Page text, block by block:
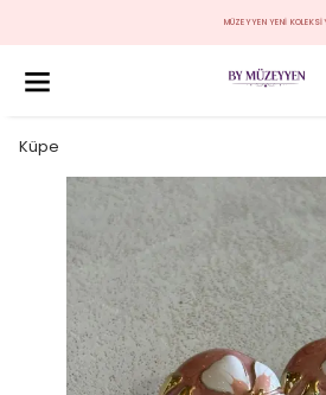
MÜZEYYEN YENİ KOLEKSİYON
Küpe